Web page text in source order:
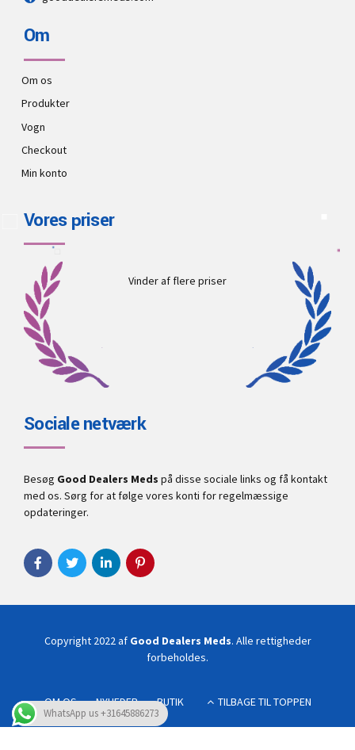
Om
Om os
Produkter
Vogn
Checkout
Min konto
Vores priser
Vinder af flere priser
Sociale netværk
Besøg Good Dealers Meds på disse sociale links og få kontakt
med os. Sørg for at følge vores konti for regelmæssige
opdateringer.
Copyright 2022 af Good Dealers Meds. Alle rettigheder
forbeholdes.
OM OS NYHEDER BUTIK TILBAGE TIL TOPPEN
WhatsApp us +31645886273